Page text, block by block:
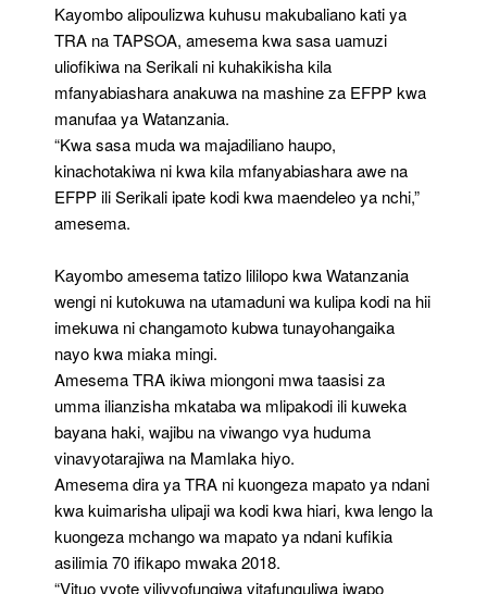
Kayombo alipoulizwa kuhusu makubaliano kati ya
TRA na TAPSOA, amesema kwa sasa uamuzi
uliofikiwa na Serikali ni kuhakikisha kila
mfanyabiashara anakuwa na mashine za EFPP kwa
manufaa ya Watanzania.
“Kwa sasa muda wa majadiliano haupo,
kinachotakiwa ni kwa kila mfanyabiashara awe na
EFPP ili Serikali ipate kodi kwa maendeleo ya nchi,”
amesema.
Kayombo amesema tatizo lililopo kwa Watanzania
wengi ni kutokuwa na utamaduni wa kulipa kodi na hii
imekuwa ni changamoto kubwa tunayohangaika
nayo kwa miaka mingi.
Amesema TRA ikiwa miongoni mwa taasisi za
umma ilianzisha mkataba wa mlipakodi ili kuweka
bayana haki, wajibu na viwango vya huduma
vinavyotarajiwa na Mamlaka hiyo.
Amesema dira ya TRA ni kuongeza mapato ya ndani
kwa kuimarisha ulipaji wa kodi kwa hiari, kwa lengo la
kuongeza mchango wa mapato ya ndani kufikia
asilimia 70 ifikapo mwaka 2018.
“Vituo vyote vilivyofungiwa vitafunguliwa iwapo